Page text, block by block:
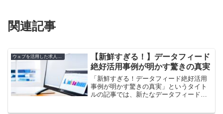
関連記事
【新鮮すぎる！】データフィード
絶好活用事例が明かす驚きの真実
「新鮮すぎる！データフィード絶好活用
事例が明かす驚きの真実」というタイト
ルの記事では、新たなデータフィードの